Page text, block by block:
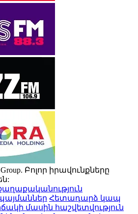
Group. Բոլոր իրավունքները
Հետադարձ կապ
մասին հաշվետվություն